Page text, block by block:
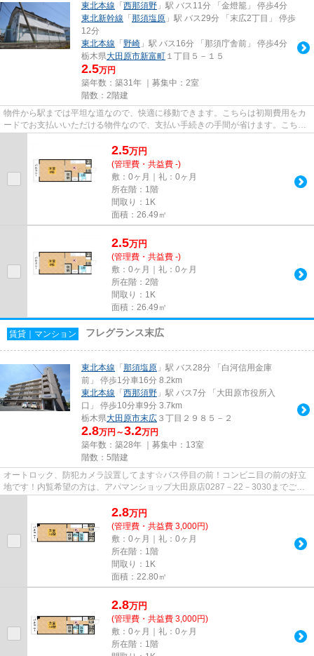
東北本線 「 西那須野 」駅 バス11分 「金燈籠」 停歩4分
東北新幹線 「 那須塩原 」駅 バス29分 「末広2丁目」 停歩
12分
東北本線 「 野崎 」駅 バス16分 「那須庁舎前」 停歩4分
栃木県大田原市新富町 １丁目５－１５
2.5万円
築年数：築31年 ｜募集中： 2室
階数：2階建
物件から駅までは平坦な道なので、快適に移動できます。こちらは初期費用をカ
ードでお支払いいただける物件なので、支払い手続きの手間が省けます。こちら
2.5万円
(管理費・共益費 -)
敷：0ヶ月｜礼：0ヶ月
所在階：1階
間取り：1K
面積：26.49㎡
2.5万円
(管理費・共益費 -)
敷：0ヶ月｜礼：0ヶ月
所在階：2階
間取り：1K
面積：26.49㎡
賃貸｜マンション フレグランス末広
東北本線 「 那須塩原 」駅 バス28分 「白河信用金庫
前」 停歩1分車16分 8.2km
東北本線 「 西那須野 」駅 バス7分 「大田原市役所入
口」 停歩10分車9分 3.7km
栃木県大田原市末広 ３丁目２９８５－２
2.8万円～3.2万円
築年数：築28年 ｜募集中： 13室
階数：5階建
オートロック、防犯カメラ設置してます☆バス停目の前！コンビニ目の前の好立
地です！内覧希望の方は、アパマンショップ大田原店0287－22－3030までご連
2.8万円
(管理費・共益費 3,000円)
敷：0ヶ月｜礼：0ヶ月
所在階：1階
間取り：1K
面積：22.80㎡
2.8万円
(管理費・共益費 3,000円)
敷：0ヶ月｜礼：0ヶ月
所在階：1階